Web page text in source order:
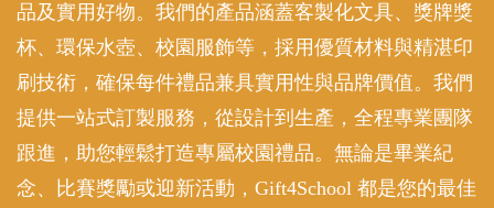
品及實用好物。我們的產品涵蓋客製化文具、獎牌獎
杯、環保水壺、校園服飾等，採用優質材料與精湛印
刷技術，確保每件禮品兼具實用性與品牌價值。我們
提供一站式訂製服務，從設計到生產，全程專業團隊
跟進，助您輕鬆打造專屬校園禮品。無論是畢業紀
念、比賽獎勵或迎新活動，Gift4School 都是您的最佳